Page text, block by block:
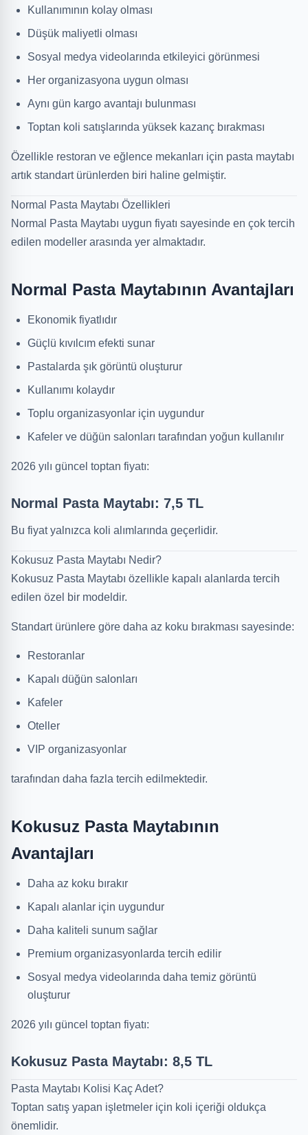
Kullanımının kolay olması
Düşük maliyetli olması
Sosyal medya videolarında etkileyici görünmesi
Her organizasyona uygun olması
Aynı gün kargo avantajı bulunması
Toptan koli satışlarında yüksek kazanç bırakması
Özellikle restoran ve eğlence mekanları için pasta maytabı
artık standart ürünlerden biri haline gelmiştir.
Normal Pasta Maytabı Özellikleri
Normal Pasta Maytabı uygun fiyatı sayesinde en çok tercih
edilen modeller arasında yer almaktadır.
Normal Pasta Maytabının Avantajları
Ekonomik fiyatlıdır
Güçlü kıvılcım efekti sunar
Pastalarda şık görüntü oluşturur
Kullanımı kolaydır
Toplu organizasyonlar için uygundur
Kafeler ve düğün salonları tarafından yoğun kullanılır
2026 yılı güncel toptan fiyatı:
Normal Pasta Maytabı: 7,5 TL
Bu fiyat yalnızca koli alımlarında geçerlidir.
Kokusuz Pasta Maytabı Nedir?
Kokusuz Pasta Maytabı özellikle kapalı alanlarda tercih
edilen özel bir modeldir.
Standart ürünlere göre daha az koku bırakması sayesinde:
Restoranlar
Kapalı düğün salonları
Kafeler
Oteller
VIP organizasyonlar
tarafından daha fazla tercih edilmektedir.
Kokusuz Pasta Maytabının
Avantajları
Daha az koku bırakır
Kapalı alanlar için uygundur
Daha kaliteli sunum sağlar
Premium organizasyonlarda tercih edilir
Sosyal medya videolarında daha temiz görüntü
oluşturur
2026 yılı güncel toptan fiyatı:
Kokusuz Pasta Maytabı: 8,5 TL
Pasta Maytabı Kolisi Kaç Adet?
Toptan satış yapan işletmeler için koli içeriği oldukça
önemlidir.